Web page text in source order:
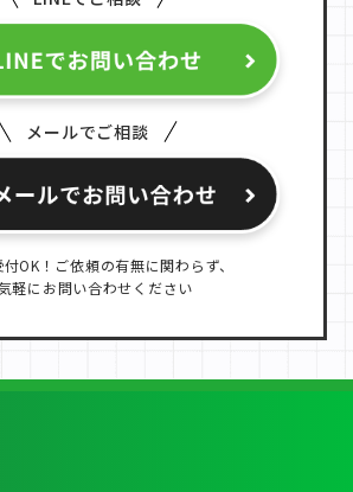
メールでご相談
OK！ご依頼の有無に関わらず、
軽にお問い合わせください